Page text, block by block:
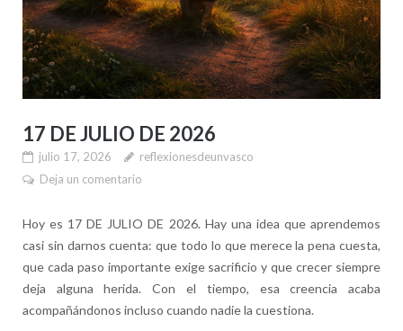
17 DE JULIO DE 2026
julio 17, 2026
reflexionesdeunvasco
Deja un comentario
Hoy es 17 DE JULIO DE 2026. Hay una idea que aprendemos
casi sin darnos cuenta: que todo lo que merece la pena cuesta,
que cada paso importante exige sacrificio y que crecer siempre
deja alguna herida. Con el tiempo, esa creencia acaba
acompañándonos incluso cuando nadie la cuestiona.